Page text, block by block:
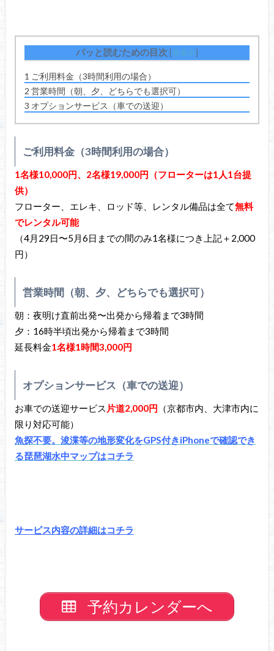
パッと読むための目次 [非表示]
1 ご利用料金（3時間利用の場合）
2 営業時間（朝、夕、どちらでも選択可）
3 オプションサービス（車での送迎）
ご利用料金（3時間利用の場合）
1名様10,000円、2名様19,000円 （フローターは1人1台提
供）
フローター、エレキ、ロッド等、レンタル備品は全て無料
でレンタル可能
（4月29日〜5月6日までの間のみ1名様につき上記＋2,000
円）
営業時間（朝、夕、どちらでも選択可）
朝：夜明け直前出発〜出発から帰着まで3時間
夕：16時半頃出発から帰着まで3時間
延長料金1名様1時間3,000円
オプションサービス（車での送迎）
お車での送迎サービス 片道2,000円 （京都市内、大津市内に
限り対応可能）
魚探不要。浚渫等の地形変化をGPS付きiPhoneで確認でき
る琵琶湖水中マップはコチラ
サービス内容の詳細はコチラ
予約カレンダーへ